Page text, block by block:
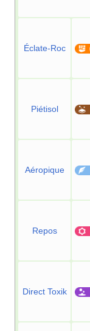
Éclate-Roc
Piétisol
Aéropique
Repos
Direct Toxik